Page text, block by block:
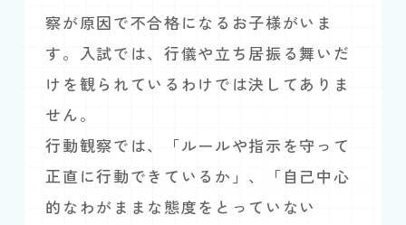
察が原因で不合格になるお子様がいま
す。入試では、行儀や立ち居振る舞いだ
けを観られているわけでは決してありま
せん。
行動観察では、「ルールや指示を守って
正直に行動できているか」、「自己中心
的なわがままな態度をとっていない